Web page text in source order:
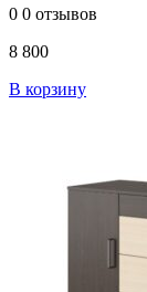
0 0 отзывов
8 800
В корзину